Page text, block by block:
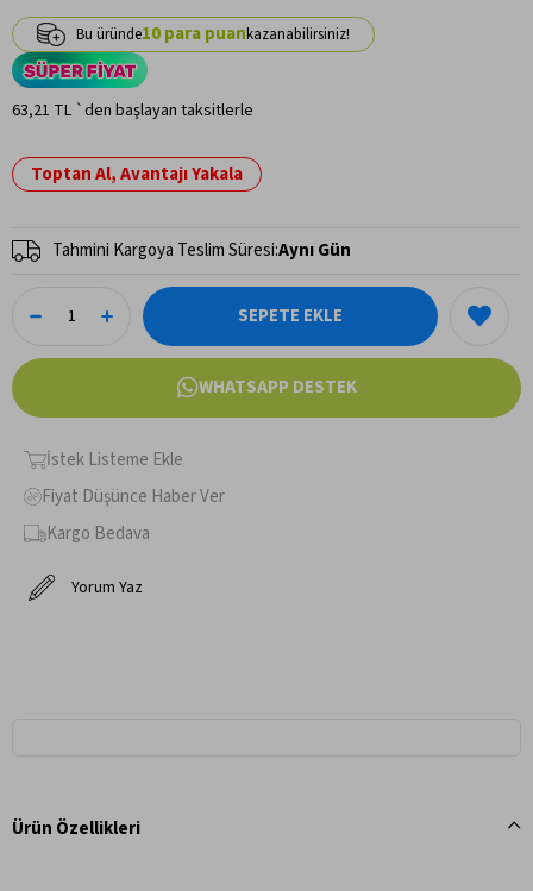
10
63,21 TL `den başlayan taksitlerle
Toptan Al, Avantajı Yakala
Tahmini Kargoya Teslim Süresi:Aynı Gün
WHATSAPP DESTEK
İstek Listeme Ekle
Fiyat Düşünce Haber Ver
Kargo Bedava
Yorum Yaz
Ürün Özellikleri